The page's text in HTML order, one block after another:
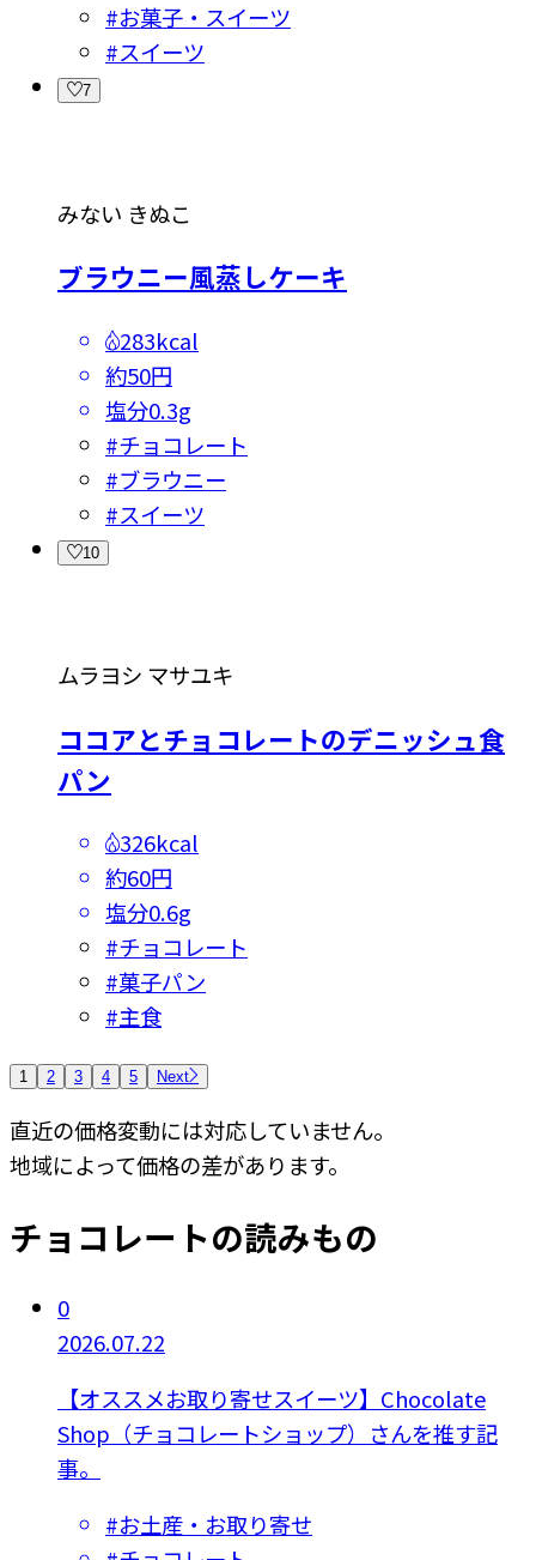
#お菓子・スイーツ
#スイーツ
7
みない きぬこ
ブラウニー風蒸しケーキ
283kcal
約50円
塩分0.3g
#チョコレート
#ブラウニー
#スイーツ
10
ムラヨシ マサユキ
ココアとチョコレートのデニッシュ食
パン
326kcal
約60円
塩分0.6g
#チョコレート
#菓子パン
#主食
1 2 3 4 5 Next
直近の価格変動には対応していません。
地域によって価格の差があります。
チョコレートの読みもの
0
2026.07.22
【オススメお取り寄せスイーツ】Chocolate
Shop（チョコレートショップ）さんを推す記
事。
#お土産・お取り寄せ